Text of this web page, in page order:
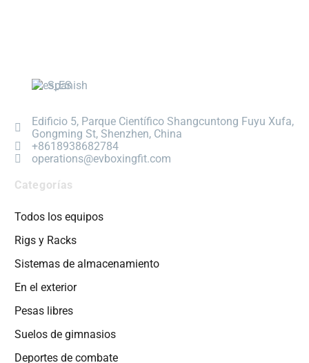
Spanish
Edificio 5, Parque Científico Shangcuntong Fuyu Xufa,
Gongming St, Shenzhen, China
+8618938682784
operations@evboxingfit.com
Categorías
Todos los equipos
Rigs y Racks
Sistemas de almacenamiento
En el exterior
Pesas libres
Suelos de gimnasios
Deportes de combate